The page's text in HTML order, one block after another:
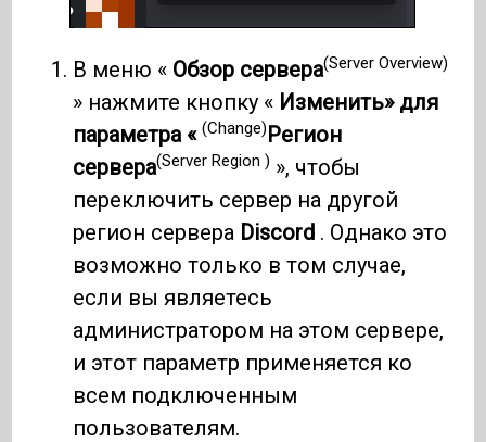
В меню « Обзор сервера(Server Overview)
» нажмите кнопку « Изменить» для
параметра «(Change)Регион
сервера(Server Region ) », чтобы
переключить сервер на другой
регион сервера Discord . Однако это
возможно только в том случае,
если вы являетесь
администратором на этом сервере,
и этот параметр применяется ко
всем подключенным
пользователям.